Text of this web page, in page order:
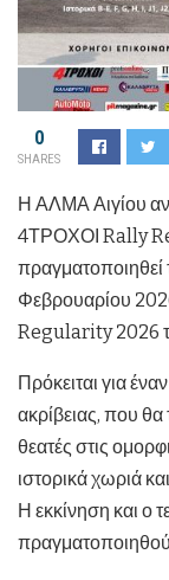
0
SHARES
Η ΑΛΜΑ Αιγίου
4ΤΡΟΧΟΙ Rally
πραγματοποιηθεί
Φεβρουαρίου
Regularity 2026
Πρόκειται για
ακρίβειας, που θα
θεατές στις
ιστορικά χωριά
Η εκκίνηση και ο